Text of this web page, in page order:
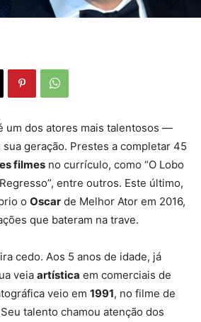
um dos atores mais talentosos —
geração. Prestes a completar 45
filmes no currículo, como “O Lobo
entre outros. Este último,
o Oscar de Melhor Ator em 2016,
que bateram na trave.
cedo. Aos 5 anos de idade, já
veia artística em comerciais de
veio em 1991, no filme de
talento chamou atenção dos